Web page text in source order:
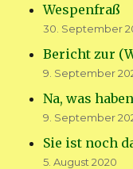
Wespenfraß
30. September
Bericht zur
9. September
Na, was
9. September
Sie ist noch
5. August 2020